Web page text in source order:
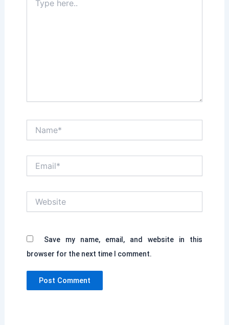
here..
Save my name, email, and website in this
browser for the next time I comment.